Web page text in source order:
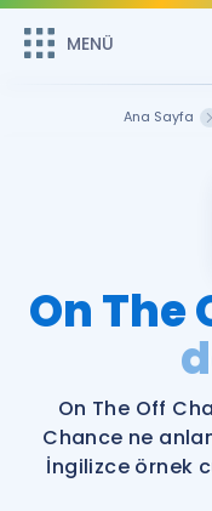
MENÜ
Remzi Hoca ile seni
MENÜ
Katılımcı
Faydalı Araçlar
Ücretsiz
Blog
Ana Sayfa
On The
On The Off
Chance ne
İngilizce örnek